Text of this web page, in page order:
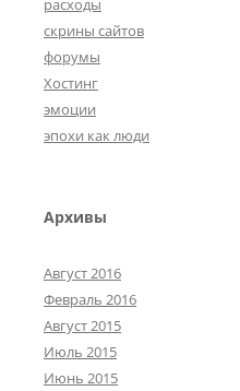
расходы
скрины сайтов
форумы
Хостинг
эмоции
эпохи как люди
Архивы
Август 2016
Февраль 2016
Август 2015
Июль 2015
Июнь 2015